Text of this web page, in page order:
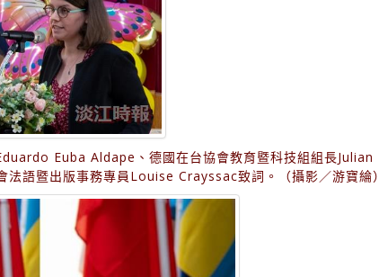
Euba Aldape、德國在台協會教育暨科技組組長Julian
語暨出版事務專員Louise Crayssac致詞。（攝影／游寶綸）